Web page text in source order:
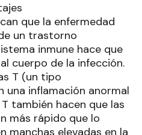
que la enfermedad
un trastorno
inmune hace que
cuerpo de la infección.
T (un tipo
una inflamación anormal
también hacen que las
más rápido que lo
manchas elevadas en la